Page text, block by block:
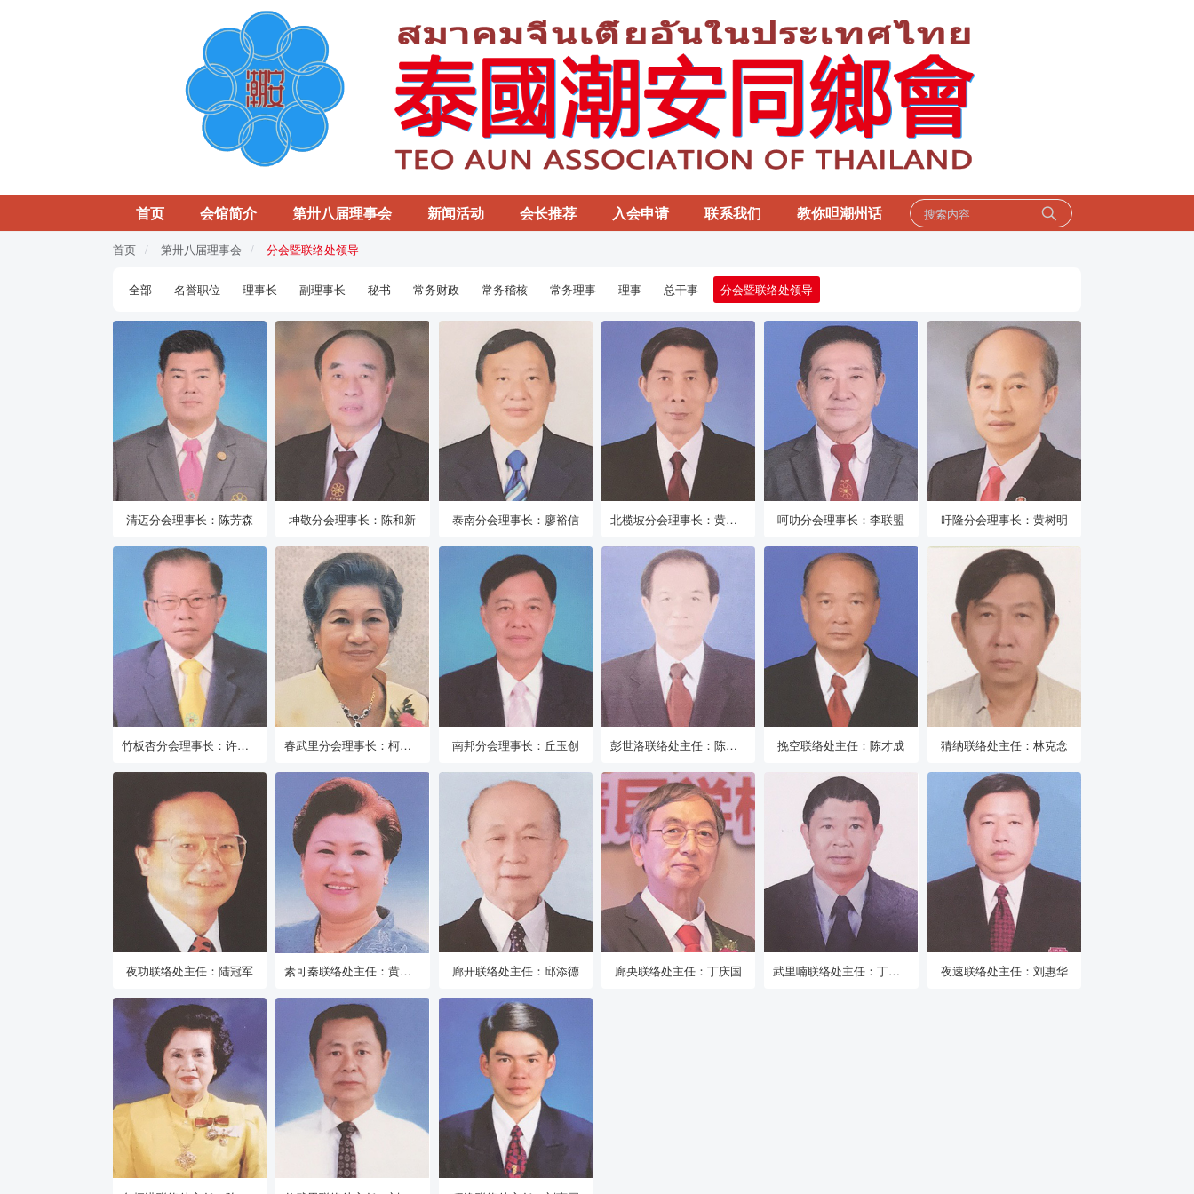
首页 会馆简介 第卅八届理事会 新闻活动 会长推荐 入会申请 联系我们 教你呾潮州话
首页 第卅八届理事会 分会暨联络处领导
全部 名誉职位 理事长 副理事长 秘书 常务财政 常务稽核 常务理事 理事 总干事 分会暨联络处领导
清迈分会理事长：陈芳森 坤敬分会理事长：陈和新 泰南分会理事长：廖裕信 北榄坡分会理事长：黄镇鹏 呵叻分会理事长：李联盟 吁隆分会理事长：黄树明
竹板杏分会理事长：许耀忠 春武里分会理事长：柯瑞娇 南邦分会理事长：丘玉创 彭世洛联络处主任：陈展阳 挽空联络处主任：陈才成 猜纳联络处主任：林克念
夜功联络处主任：陆冠军 素可秦联络处主任：黄惠珠 廊开联络处主任：邱添德 廊央联络处主任：丁庆国 武里喃联络处主任：丁映波 夜速联络处主任：刘惠华